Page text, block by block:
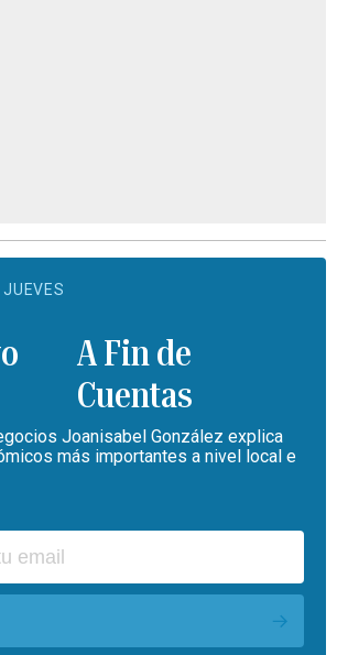
A Fin de
Cuentas
Joanisabel González explica
más importantes a nivel local e